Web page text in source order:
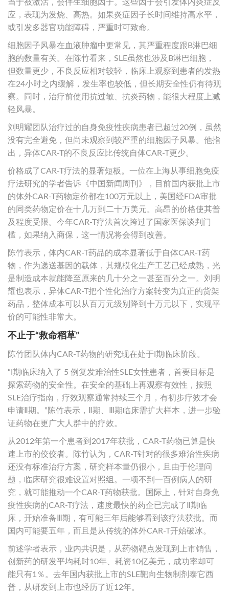
当于被激活，会伴生细胞因子。这些因子会引发体内炎症反
应，表现为发烧、高热。如果炎症因子长时间维持高水平，
或引发多器官功能障碍，严重时可致命。
细胞因子风暴在血液肿瘤中更常见，其严重程度跟B淋巴细
胞的数量有关。在陈竹看来，SLE虽然也涉及B淋巴细胞，
但数量更少，不良反应相对较轻，临床上观察到患者的发热
在24小时之内缓解，发生率也较低，但长期安全性仍有待观
察。同时，治疗前使用抗过敏、抗炎药物，能很大程度上减
轻风暴。
刘明耀团队治疗过的自身免疫性疾病患者已超过20例，虽然
没有完全避免，但尚未观察到较严重的细胞因子风暴。他指
出，异体CAR-T的不良反应比传统自体CAR-T更少。
价格成了CAR-T疗法的显著短板。一位在上海从事细胞免疫
疗法研究的学者告诉《中国新闻周刊》，目前国内获批上市
的体外CAR-T药物定价都在100万元以上，美国经FDA审批
的同类药物定价在十几万到二十万美元。高昂的价格使其普
及程度受限。今年CAR-T疗法首次跨过了国家医保谈判门
槛，如果纳入商保，这一情况将会得到改善。
陈竹表示，体内CAR-T药品的成本显著低于自体CAR-T药
物，作为递送基因的载体，其规模化生产工艺已经成熟，光
是制造成本就能降至原来的几十分之一甚至百分之一。刘明
耀也表示，异体CAR-T把个性化治疗方案转变为真正的货架
药品，整体成本可以从百万元级别降到十万元以下，实现平
价的可能性非常大。
不止于“救命稻草”
陈竹团队体内CAR-T药物的研究现在处于I期临床阶段。
“I期临床纳入了 5 例复发难治性SLE女性患者，首要目标是
探索药物的安全性。在安全的基础上再观察有效性，按照
SLE治疗指南，疗效观察通常持续三个月，有初步疗效才会
申请Ⅱ期。”陈竹表示，Ⅱ期、Ⅲ期临床需扩大样本，进一步验
证药物在更广大人群中的疗效。
从2012年第一个患者到2017年获批，CAR-T药物已算是快
速上市的佼佼者。陈竹认为，CAR-T针对的很多难治性疾病
还没有标准治疗方案，研究样本量仍很小，且由于伦理问
题，临床研究很难设置对照组。一项不到一百例病人的研
究，就可能推动一个CAR-T药物获批。国际上，针对自身免
疫性疾病的CAR-T疗法，速度最快的药企已完成了Ⅱ期临
床，开始准备Ⅲ期，有可能三年后能够看到该疗法获批。而
国内可能要五年，而且是从传统的体外CAR-T开始破冰。
前述学者表示，业内共识是，从药物靶点发现到上市销售，
创新药的研发平均耗时10年、耗资10亿美元，成功率却可
能只有1％。去年国内获批上市的SLE靶向生物制剂泰它西
普，从研发到上市也经历了近12年。